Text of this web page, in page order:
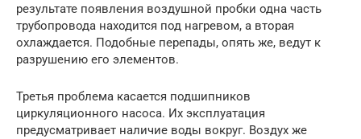
результате появления воздушной пробки одна часть
трубопровода находится под нагревом, а вторая
охлаждается. Подобные перепады, опять же, ведут к
разрушению его элементов.
Третья проблема касается подшипников
циркуляционного насоса. Их эксплуатация
предусматривает наличие воды вокруг. Воздух же